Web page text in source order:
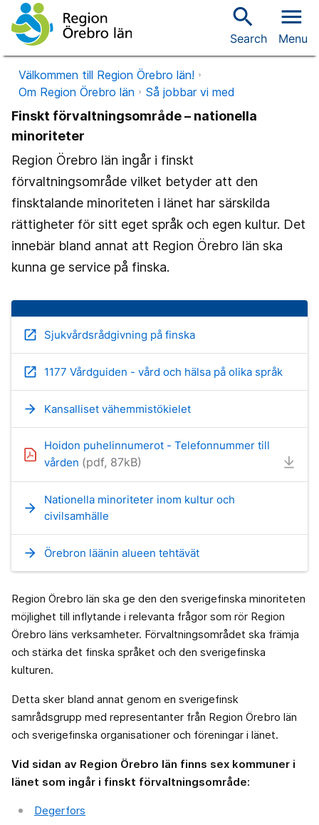
search
Search
menu
Menu
Välkommen till Region Örebro län!
Om Region Örebro län
Så jobbar vi med
Finskt förvaltningsområde – nationella
minoriteter
Region Örebro län ingår i finskt
förvaltningsområde vilket betyder att den
finsktalande minoriteten i länet har särskilda
rättigheter för sitt eget språk och egen kultur. Det
innebär bland annat att Region Örebro län ska
kunna ge service på finska.
open_in_new Sjukvårdsrådgivning på finska
open_in_new 1177 Vårdguiden - vård och hälsa på olika språk
arrow_forward Kansalliset vähemmistökielet
Hoidon puhelinnumerot - Telefonnummer till
vården (pdf, 87kB)
arrow_forward
Nationella minoriteter inom kultur och
civilsamhälle
arrow_forward Örebron läänin alueen tehtävät
Region Örebro län ska ge den den sverigefinska minoriteten
möjlighet till inflytande i relevanta frågor som rör Region
Örebro läns verksamheter. Förvaltningsområdet ska främja
och stärka det finska språket och den sverigefinska
kulturen.
Detta sker bland annat genom en sverigefinsk
samrådsgrupp med representanter från Region Örebro län
och sverigefinska organisationer och föreningar i länet.
Vid sidan av Region Örebro län finns sex kommuner i
länet som ingår i finskt förvaltningsområde:
Degerfors